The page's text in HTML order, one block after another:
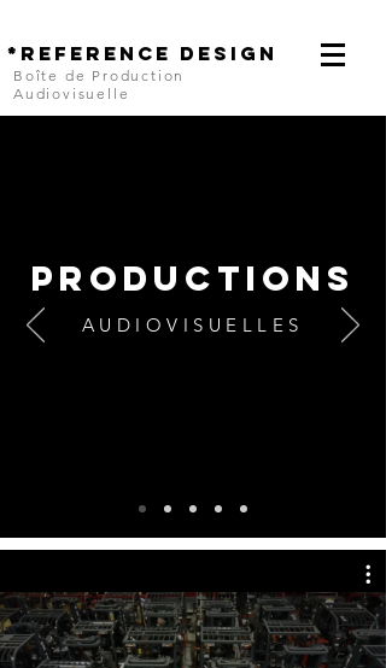
*reference design
Boîte de Production
Audiovisuelle
PRODUCTIONS
AUDIOVISUELLES